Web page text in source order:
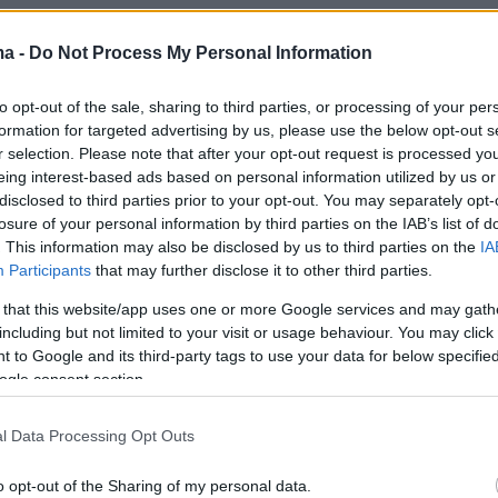
- Do Not Process My Personal Information
opt-out of the sale, sharing to third parties, or processing of your
for targeted advertising by us, please use the below opt-out
selection. Please note that after your opt-out request is processed
interest-based ads based on personal information utilized by us
to third parties prior to your opt-out. You may separately
of your personal information by third parties on the IAB’s list of
This information may also be disclosed by us to third parties on the
Participants that may further disclose it to other third parties.
that this website/app uses one or more Google services and may
but not limited to your visit or usage behaviour. You may
to Google and its third-party tags to use your data for below
consent section.
Data Processing Opt Outs
opt-out of the Sharing of my personal data.
και απόλαυσε στη συνέχεια το πιο ξακουστό Grand
της Κόρα Σουμάχερ για
γάμο του πρώην της Ραλφ:
χρόνο μέχρι να
όλοι»
και Ετιέν Μπουσέ Κασάν παντρεύτηκαν στο
Σαιν-Τροπέ - Ήταν έρωτας με την πρώτη ματιά, λέει
Ραλφ - Το ζευγάρι καταγράφηκε να κάνει μπότοξ
17
22